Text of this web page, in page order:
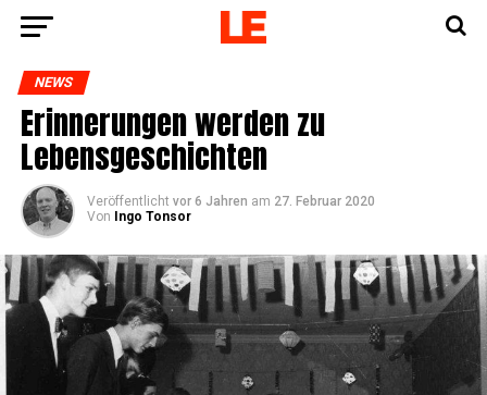
NEWS
Erin­ne­run­gen wer­den zu
Lebensgeschichten
Veröffentlicht vor 6 Jahren am 27. Februar 2020
Von
Ingo Tonsor